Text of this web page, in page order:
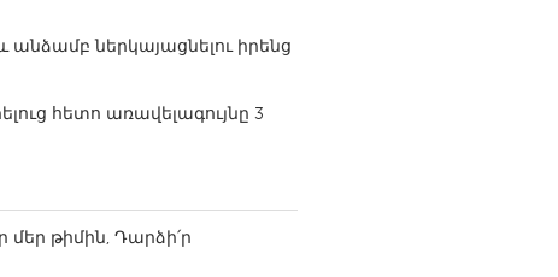
MA
Ipswich, MA
ներկայացնելու իրենց
հետո առավելագույնը 3
մեր թիմին, Դարձի՛ր